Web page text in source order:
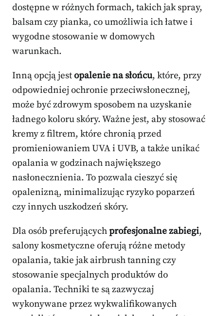
dostępne w różnych formach, takich jak spray,
balsam czy pianka, co umożliwia ich łatwe i
wygodne stosowanie w domowych
warunkach.
Inną opcją jestopalenie na słońcu, które, przy
odpowiedniej ochronie przeciwsłonecznej,
może być zdrowym sposobem na uzyskanie
ładnego koloru skóry. Ważne jest, aby stosować
kremy z filtrem, które chronią przed
promieniowaniem UVA i UVB, a także unikać
opalania w godzinach największego
nasłonecznienia. To pozwala cieszyć się
opalenizną, minimalizując ryzyko poparzeń
czy innych uszkodzeń skóry.
Dla osób preferującychprofesjonalne zabiegi,
salony kosmetyczne oferują różne metody
opalania, takie jak airbrush tanning czy
stosowanie specjalnych produktów do
opalania. Techniki te są zazwyczaj
wykonywane przez wykwalifikowanych